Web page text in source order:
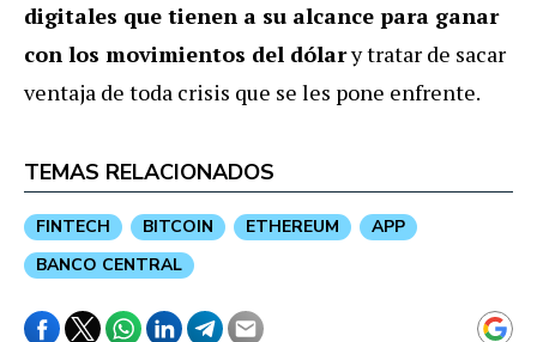
digitales que tienen a su alcance para ganar
con los movimientos del dólary tratar de sacar
ventaja de toda crisis que se les pone enfrente.
TEMAS RELACIONADOS
FINTECH BITCOIN ETHEREUM
APP
BANCO CENTRAL